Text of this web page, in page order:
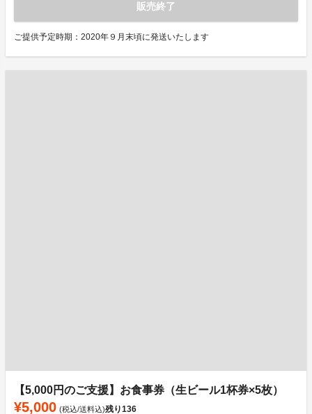
販売終了
ご提供予定時期：2020年９月末頃に発送いたします
【5,000円のご支援】お食事券（生ビール1杯券×5枚）
¥5,000 (税込/送料込)残り136